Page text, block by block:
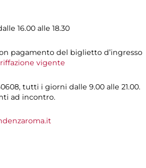
16.00 alle 18.30
pagamento del biglietto d’ingresso
vigente
tutti i giorni dalle 9.00 alle 21.00.
ad incontro.